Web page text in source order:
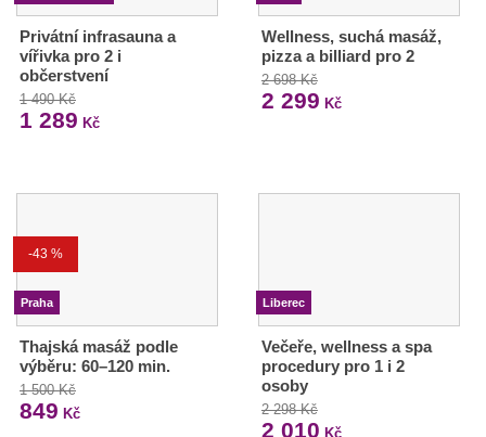
Privátní infrasauna a
vířivka pro 2 i
občerstvení
1 490 Kč
1 289 Kč
Wellness, suchá masáž,
pizza a billiard pro 2
2 698 Kč
2 299 Kč
-43 %
Praha
Thajská masáž podle
výběru: 60–120 min.
1 500 Kč
849 Kč
Liberec
Večeře, wellness a spa
procedury pro 1 i 2
osoby
2 298 Kč
2 010 Kč